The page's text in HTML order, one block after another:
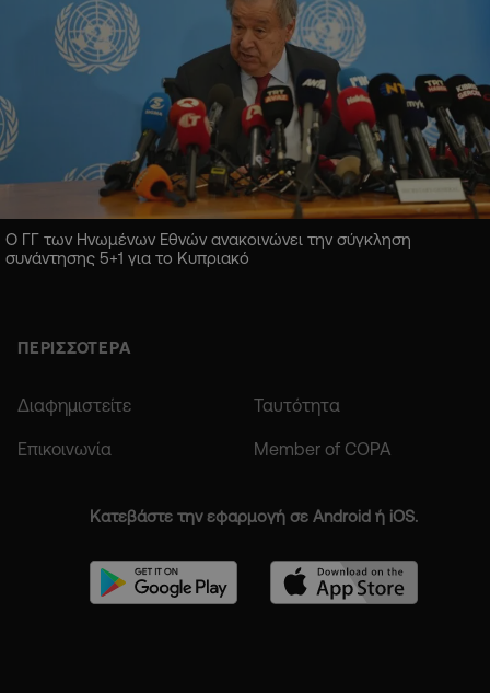
Ο ΓΓ των Ηνωμένων Εθνών ανακοινώνει την σύγκληση
συνάντησης 5+1 για το Κυπριακό
ΠΕΡΙΣΣΟΤΕΡΑ
Διαφημιστείτε Ταυτότητα
Επικοινωνία Member of COPA
Κατεβάστε την εφαρμογή σε Android ή iOS.